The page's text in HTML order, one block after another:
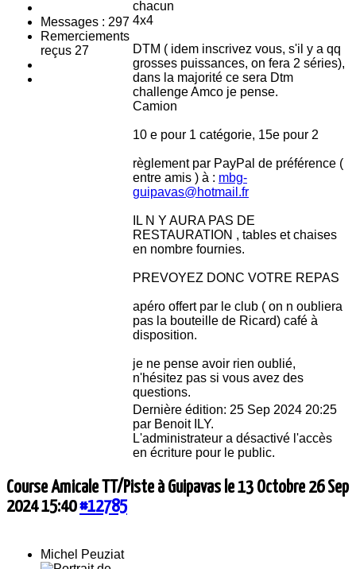
Messages : 297
Remerciements
reçus 27
chacun
4x4
DTM ( idem inscrivez vous, s'il y a qq
grosses puissances, on fera 2 séries),
dans la majorité ce sera Dtm
challenge Amco je pense.
Camion
10 e pour 1 catégorie, 15e pour 2
règlement par PayPal de préférence (
entre amis ) à : mbg-
guipavas@hotmail.fr
IL N Y AURA PAS DE
RESTAURATION , tables et chaises
en nombre fournies.
PREVOYEZ DONC VOTRE REPAS
apéro offert par le club ( on n oubliera
pas la bouteille de Ricard) café à
disposition.
je ne pense avoir rien oublié,
n'hésitez pas si vous avez des
questions.
Dernière édition: 25 Sep 2024 20:25
par Benoit ILY.
L'administrateur a désactivé l'accès
en écriture pour le public.
Course Amicale TT/Piste à Guipavas le 13 Octobre26 Sep
2024 15:40#12785
Michel Peuziat